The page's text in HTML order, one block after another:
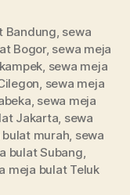
Bandung sewa
Bogor, sewa meja
sewa meja
sewa meja
sewa meja
Jakarta sewa
murah sewa
bulat Subang
meja bulat Teluk